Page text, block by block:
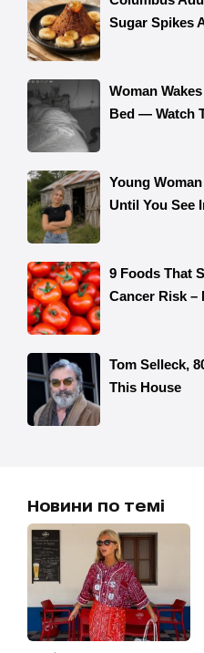
Новини по темі